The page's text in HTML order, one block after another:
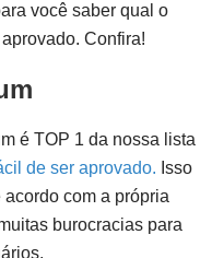
você saber qual o
Confira!
é TOP 1 da nossa lista
de ser aprovado. Isso
com a própria
burocracias para